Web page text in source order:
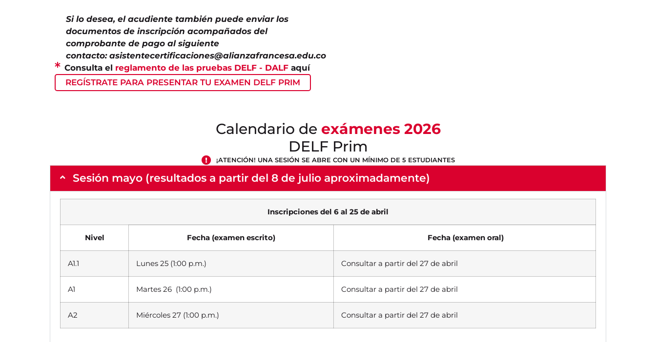
Si lo desea, el acudiente también puede enviar los
documentos de inscripción acompañados del
comprobante de pago al siguiente
contacto: asistentecertificaciones@alianzafrancesa.edu.co
Consulta el reglamento de las pruebas DELF - DALF aquí
REGÍSTRATE PARA PRESENTAR TU EXAMEN DELF PRIM
Calendario de exámenes 2026
DELF Prim
¡ATENCIÓN! UNA SESIÓN SE ABRE CON UN MÍNIMO DE 5 ESTUDIANTES
Sesión mayo (resultados a partir del 8 de julio aproximadamente)
Inscripciones del 6 al 25 de abril
Nivel Fecha (examen escrito) Fecha (examen oral)
A1.1 Lunes 25 (1:00 p.m.) Consultar a partir del 27 de abril
A1 Martes 26 (1:00 p.m.) Consultar a partir del 27 de abril
A2 Miércoles 27 (1:00 p.m.) Consultar a partir del 27 de abril